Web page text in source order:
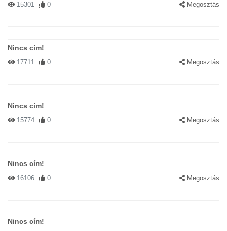
15301 0 Megosztás
Nincs cím!
17711 0 Megosztás
Nincs cím!
15774 0 Megosztás
Nincs cím!
16106 0 Megosztás
Nincs cím!